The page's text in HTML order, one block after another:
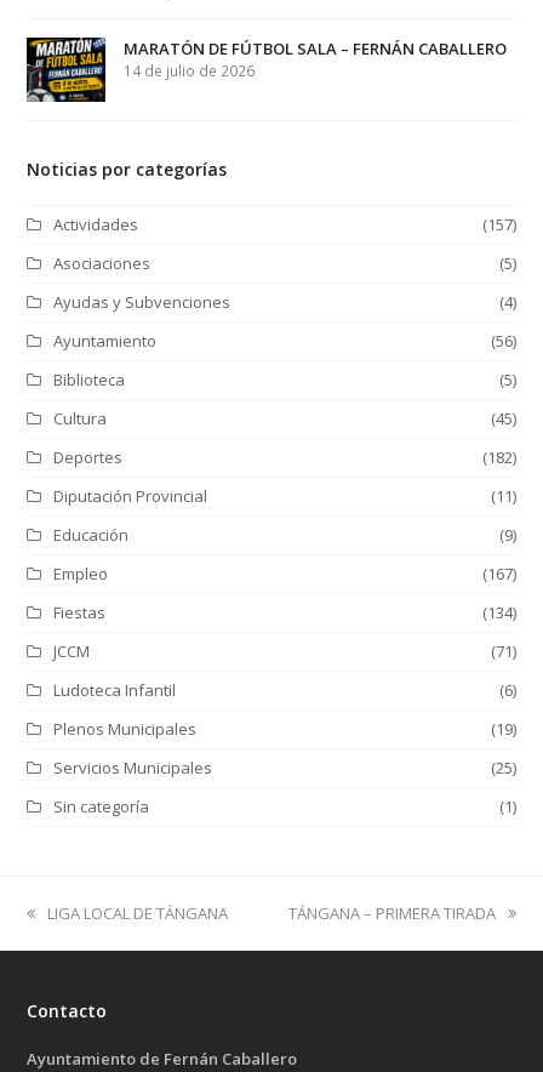
MARATÓN DE FÚTBOL SALA – FERNÁN CABALLERO
14 de julio de 2026
Noticias por categorías
Actividades
(157)
Asociaciones
(5)
Ayudas y Subvenciones
(4)
Ayuntamiento
(56)
Biblioteca
(5)
Cultura
(45)
Deportes
(182)
Diputación Provincial
(11)
Educación
(9)
Empleo
(167)
Fiestas
(134)
JCCM
(71)
Ludoteca Infantil
(6)
Plenos Municipales
(19)
Servicios Municipales
(25)
Sin categoría
(1)
previous
LIGA LOCAL DE TÁNGANA
next
TÁNGANA – PRIMERA TIRADA
Contacto
Ayuntamiento de Fernán Caballero